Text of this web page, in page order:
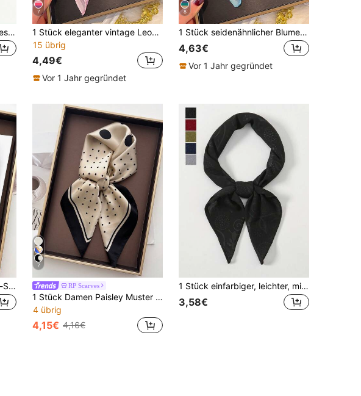
1 Stück Herren Vintage kleines quadratisches Tuch, Anzug Einstecktuch, Halstuch, lässiges Kopftuch, Paisley Muster
7
1 Stück eleganter vintage Leoparden-Muster 70cm x 70cm Quadrat-Schal, unisex Bandana geeignet für lässige und modische Outdoor-Nutzung, Stirnband, Nackenwärmer, ideal zum Stylen, Strandüberwurf
15 übrig
4,49€
Vor 1 Jahr gegründet
8
1 Stück seidenähnlicher Blume Muster 70cm x 70cm Schal, unisex Casual & Street Fashion Bandana, Stirnband, Halstuch, Outdoor Sonnenschutz Accessoire
4,63€
Vor 1 Jahr gegründet
1 Stück Paisley-Muster Faux-Seide Herren Bandana, vielseitiger Halstuch, Stirnband, Dekoration
7
RP Scarves
1 Stück Damen Paisley Muster Bandana, Vintage Luxus Quadratisches Kopftuch, Klassisches Kopfband, Geeignet für Outdoor Reisen, Bohemian Stil Kopftuch Geschenk Accessoire, Haarband, Kopftuch, Ideal zum Erstellen eines perfekten Looks
4 übrig
4,15€ 4,16€
1 Stück einfarbiger, leichter, mit Paisley-Prägung versehener quadratischer Schal, Herrenaccessoires Herrenschals
3,58€